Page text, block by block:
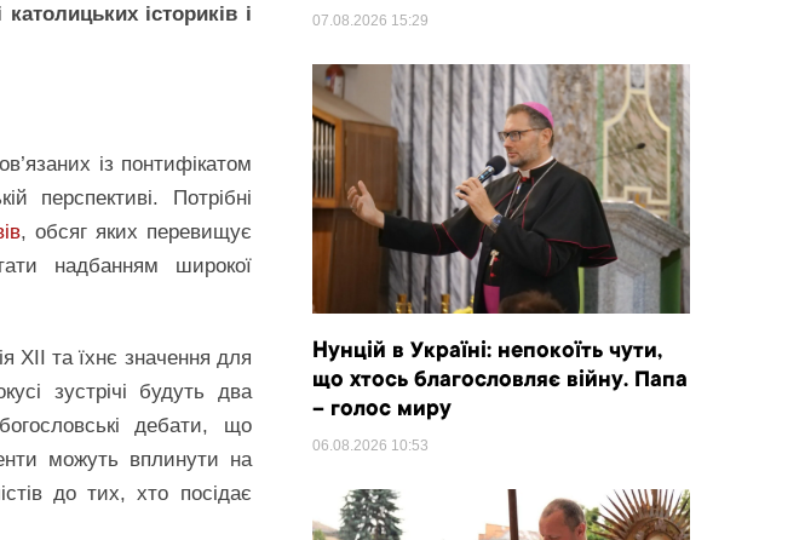
істориків і
із понтифікатом
перспективі. Потрібні
, обсяг яких перевищує
надбанням широкої
XII та їхнє значення для
зустрічі будуть два
дебати, що
можуть вплинути на
до тих, хто посідає
07.08.2026 15:29
Нунцій в Україні: непокоїть чути,
що хтось благословляє війну. Папа
– голос миру
06.08.2026 10:53